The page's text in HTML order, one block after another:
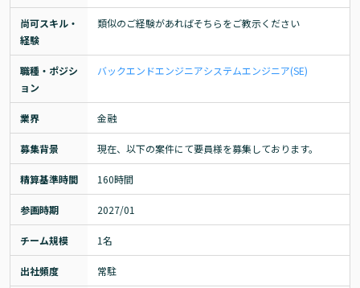
尚可スキル・
経験
類似のご経験があればそちらをご教示ください
職種・ポジシ
ョン
バックエンドエンジニアシステムエンジニア(SE)
業界 金融
募集背景 現在、以下の案件にて要員様を募集しております。
精算基準時間 160時間
参画時期 2027/01
チーム規模 1名
出社頻度 常駐